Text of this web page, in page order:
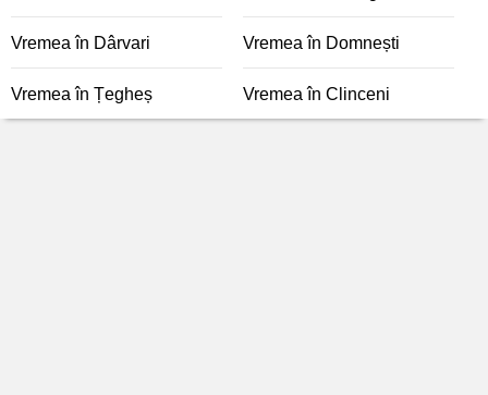
Vremea în Dârvari Vremea în Domnești
Vremea în Țegheș Vremea în Clinceni